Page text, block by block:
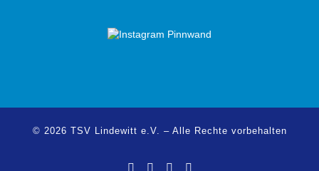
© 2026 TSV Lindewitt e.V. – Alle Rechte vorbehalten